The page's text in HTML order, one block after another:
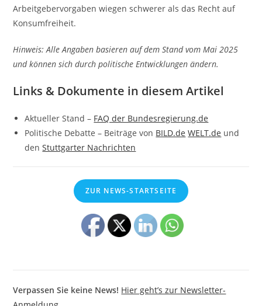
Arbeitgebervorgaben wiegen schwerer als das Recht auf
Konsumfreiheit.
Hinweis: Alle Angaben basieren auf dem Stand vom Mai 2025
und können sich durch politische Entwicklungen ändern.
Links & Dokumente in diesem Artikel
Aktueller Stand – FAQ der Bundesregierung.de
Politische Debatte – Beiträge von BILD.de WELT.de und
denStuttgarter Nachrichten
ZUR NEWS-STARTSEITE
Verpassen Sie keine News! Hier geht’s zur Newsletter-